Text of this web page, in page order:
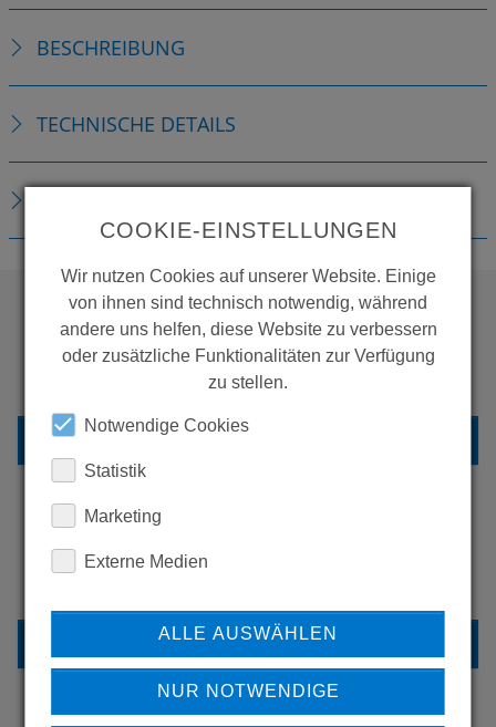
BESCHREIBUNG
TECHNISCHE DETAILS
WOLLEN SIE MEHR
PRODUKTE SEHEN?
ZURÜCK ZUR ÜBERSICHT
ERFAHREN SIE MEHR ÜBER
REFERENZEN
COOKIE-EINSTELLUNGEN
Wir nutzen Cookies auf unserer Website. Einige
von ihnen sind technisch notwendig, während
andere uns helfen, diese Website zu verbessern
oder zusätzliche Funktionalitäten zur Verfügung
zu stellen.
Notwendige Cookies
Statistik
Marketing
Externe Medien
ALLE AUSWÄHLEN
NUR NOTWENDIGE